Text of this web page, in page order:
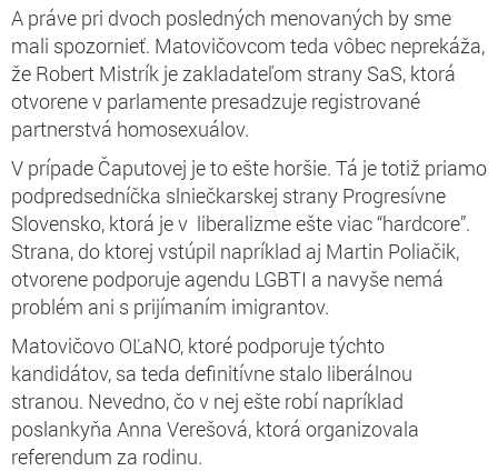
A práve pri dvoch posledných menovaných by sme
mali spozornieť. Matovičovcom teda vôbec neprekáža,
že Robert Mistrík je zakladateľom strany SaS, ktorá
otvorene v parlamente presadzuje registrované
partnerstvá homosexuálov.
V prípade Čaputovej je to ešte horšie. Tá je totiž priamo
podpredsedníčka slniečkarskej strany Progresívne
Slovensko, ktorá je v liberalizme ešte viac “hardcore”.
Strana, do ktorej vstúpil napríklad aj Martin Poliačik,
otvorene podporuje agendu LGBTI a navyše nemá
problém ani s prijímaním imigrantov.
Matovičovo OĽaNO, ktoré podporuje týchto
kandidátov, sa teda definitívne stalo liberálnou
stranou. Nevedno, čo v nej ešte robí napríklad
poslankyňa Anna Verešová, ktorá organizovala
referendum za rodinu.